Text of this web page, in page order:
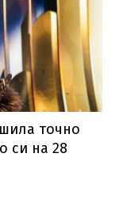
точно
си на 28